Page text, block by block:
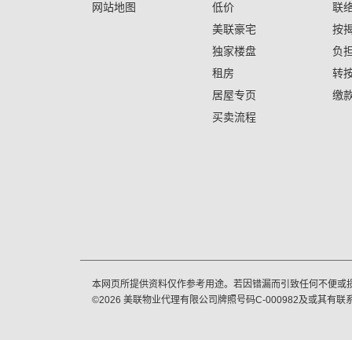
网站地图
低价
美联豪宅
独家楼盘
租房
居屋专页
买卖流程
联
按
负
转
缴
本网页所提供资料仅作参考用途。若因错漏而引致任何不便
©2026 美联物业代理有限公司牌照号码C-000982及或其有联